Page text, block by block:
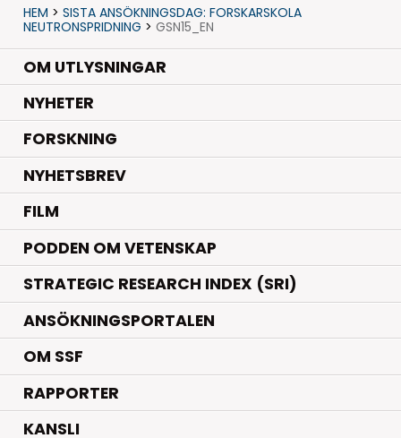
HEM > SISTA ANSÖKNINGSDAG: FORSKARSKOLA
NEUTRONSPRIDNING > GSN15_EN
OM UTLYSNINGAR
NYHETER.
FORSKNING.
NYHETSBREV
FILM
PODDEN OM VETENSKAP
STRATEGIC RESEARCH INDEX (SRI)
ANSÖKNINGSPORTALEN
OM SSF
RAPPORTER
KANSLI